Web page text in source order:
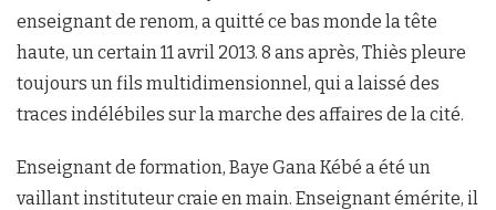
enseignant de renom, a quitté ce bas monde la tête
haute, un certain 11 avril 2013. 8 ans après, Thiès pleure
toujours un fils multidimensionnel, qui a laissé des
traces indélébiles sur la marche des affaires de la cité.
Enseignant de formation, Baye Gana Kébé a été un
vaillant instituteur craie en main. Enseignant émérite, il